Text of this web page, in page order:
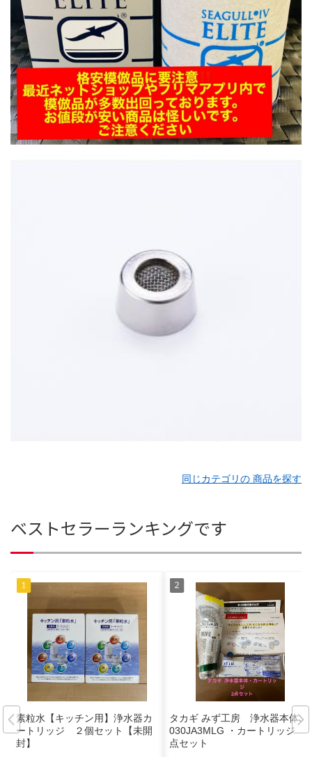
同じカテゴリの 商品を探す
ベストセラーランキングです
素粒水【キッチン用】浄水器カ
ートリッジ ２個セット【未開
封】
タカギ みず工房 浄水器本体JH
030JA3MLG ・カートリッジ 2
点セット